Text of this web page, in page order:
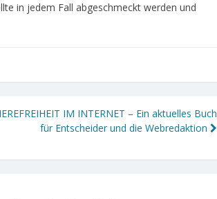
in jedem Fall abgeschmeckt werden und
IM INTERNET – Ein aktuelles Buch
für Entscheider und die Webredaktion